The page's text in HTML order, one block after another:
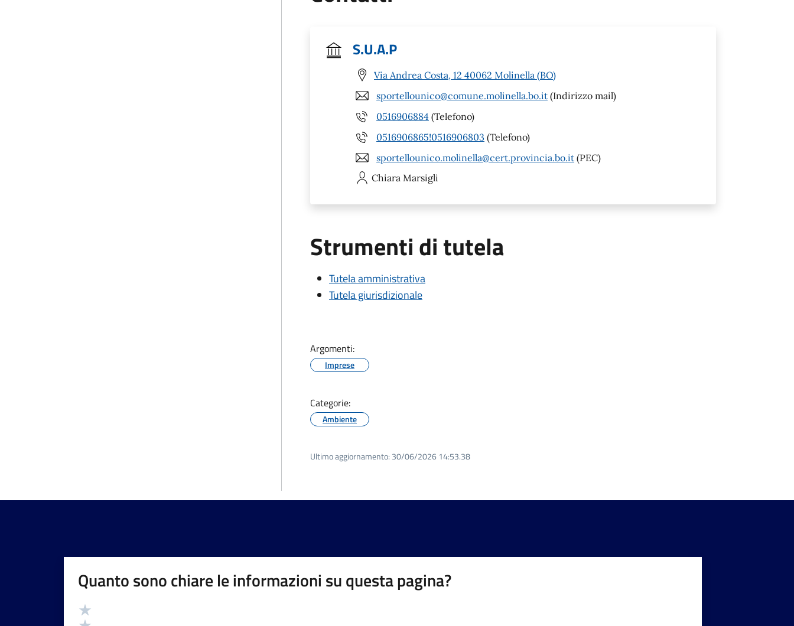
S.U.A.P
Via Andrea Costa, 12 40062 Molinella (BO)
sportellounico@comune.molinella.bo.it (Indirizzo mail)
0516906884 (Telefono)
0516906865!0516906803 (Telefono)
sportellounico.molinella@cert.provincia.bo.it (PEC)
Chiara Marsigli
Strumenti di tutela
Tutela amministrativa
Tutela giurisdizionale
Argomenti:
Imprese
Categorie:
Ambiente
Ultimo aggiornamento: 30/06/2026 14:53.38
Quanto sono chiare le informazioni su questa pagina?
Valutazione